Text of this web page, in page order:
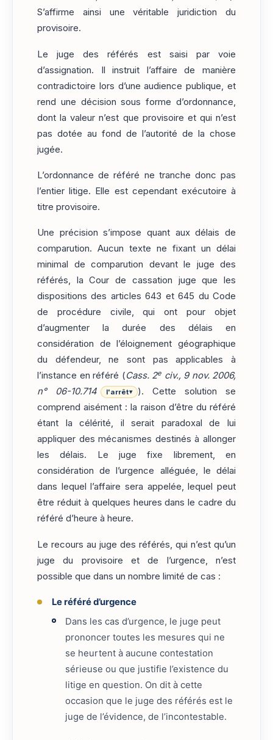
S’affirme ainsi une véritable juridiction du
provisoire.
Le juge des référés est saisi par voie
d’assignation. Il instruit l’affaire de manière
contradictoire lors d’une audience publique, et
rend une décision sous forme d’ordonnance,
dont la valeur n’est que provisoire et qui n’est
pas dotée au fond de l’autorité de la chose
jugée.
L’ordonnance de référé ne tranche donc pas
l’entier litige. Elle est cependant exécutoire à
titre provisoire.
Une précision s’impose quant aux délais de
comparution. Aucun texte ne fixant un délai
minimal de comparution devant le juge des
référés, la Cour de cassation juge que les
dispositions des articles 643 et 645 du Code
de procédure civile, qui ont pour objet
d’augmenter la durée des délais en
considération de l’éloignement géographique
du défendeur, ne sont pas applicables à
l’instance en référé (Cass. 2e civ., 9 nov. 2006,
n° 06-10.714
l'arrêt▾
). Cette solution se
comprend aisément : la raison d’être du référé
étant la célérité, il serait paradoxal de lui
appliquer des mécanismes destinés à allonger
les délais. Le juge fixe librement, en
considération de l’urgence alléguée, le délai
dans lequel l’affaire sera appelée, lequel peut
être réduit à quelques heures dans le cadre du
référé d’heure à heure.
Le recours au juge des référés, qui n’est qu’un
juge du provisoire et de l’urgence, n’est
possible que dans un nombre limité de cas :
Le référé d’urgence
Dans les cas d’urgence, le juge peut
prononcer toutes les mesures qui ne
se heurtent à aucune contestation
sérieuse ou que justifie l’existence du
litige en question. On dit à cette
occasion que le juge des référés est le
juge de l’évidence, de l’incontestable.